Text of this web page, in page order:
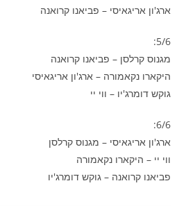
ארג'ון אריגאיסי – פביאנו קרואנה
5/6:
מגנוס קרלסן – פביאנו קרואנה
היקארו נקאמורה – ארג'ון אריגאיסי
גוקש דומרג'יו – ווי יי
6/6:
ארג'ון אריגאיסי – מגנוס קרלסן
ווי יי – היקארו נקאמורה
פביאנו קרואנה – גוקש דומרג'יו